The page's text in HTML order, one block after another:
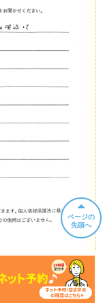
ページの
先頭へ